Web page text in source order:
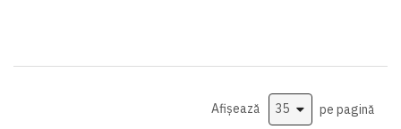
Afișează pe pagină